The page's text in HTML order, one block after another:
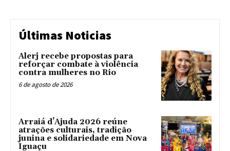
Últimas Noticias
Alerj recebe propostas para
reforçar combate à violência
contra mulheres no Rio
6 de agosto de 2026
Arraiá d’Ajuda 2026 reúne
atrações culturais, tradição
junina e solidariedade em Nova
Iguaçu